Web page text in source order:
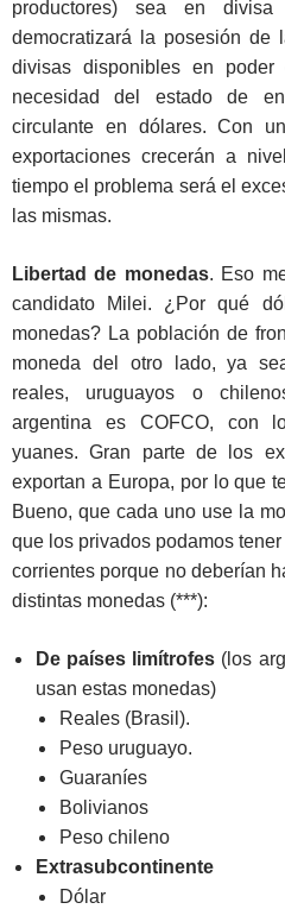
productores) sea en
democratizará la posesión de
divisas disponibles en
necesidad del estado de
circulante en dólares. Con
exportaciones crecerán a
tiempo el problema será el
las mismas.
Libertad de monedas. Eso
candidato Milei. ¿Por qué
monedas? La población de
moneda del otro lado, ya
reales, uruguayos o
argentina es COFCO, con
yuanes. Gran parte de los
exportan a Europa, por lo que
Bueno, que cada uno use la
que los privados podamos
corrientes porque no deberían
distintas monedas (***):
De países limítrofes (los
usan estas monedas)
Reales (Brasil).
Peso uruguayo.
Guaraníes
Bolivianos
Peso chileno
Extrasubcontinente
Dólar